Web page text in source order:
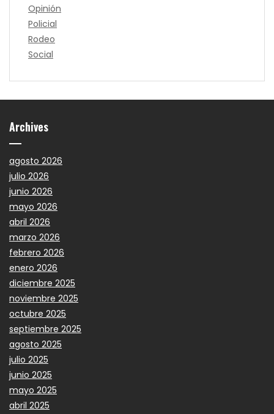
Opinión
Policial
Rodeo
Social
Archives
agosto 2026
julio 2026
junio 2026
mayo 2026
abril 2026
marzo 2026
febrero 2026
enero 2026
diciembre 2025
noviembre 2025
octubre 2025
septiembre 2025
agosto 2025
julio 2025
junio 2025
mayo 2025
abril 2025